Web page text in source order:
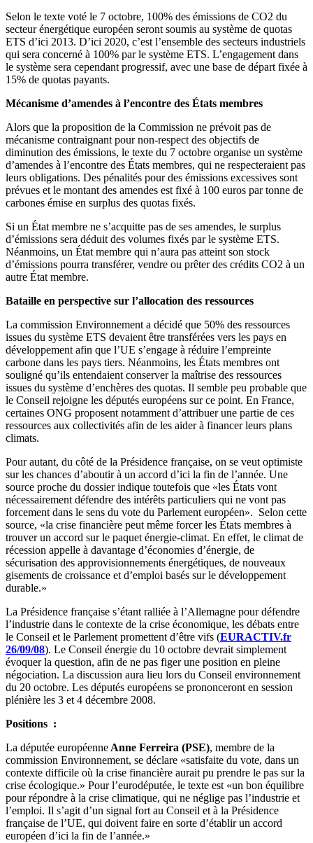
Selon le texte voté le 7 octobre, 100% des émissions de CO2 du
secteur énergétique européen seront soumis au système de quotas
ETS d’ici 2013. D’ici 2020, c’est l’ensemble des secteurs industriels
qui sera concerné à 100% par le système ETS. L’engagement dans
le système sera cependant progressif, avec une base de départ fixée à
15% de quotas payants.
Mécanisme d’amendes à l’encontre des États membres
Alors que la proposition de la Commission ne prévoit pas de
mécanisme contraignant pour non-respect des objectifs de
diminution des émissions, le texte du 7 octobre organise un système
d’amendes à l’encontre des États membres, qui ne respecteraient pas
leurs obligations. Des pénalités pour des émissions excessives sont
prévues et le montant des amendes est fixé à 100 euros par tonne de
carbones émise en surplus des quotas fixés.
Si un État membre ne s’acquitte pas de ses amendes, le surplus
d’émissions sera déduit des volumes fixés par le système ETS.
Néanmoins, un État membre qui n’aura pas atteint son stock
d’émissions pourra transférer, vendre ou prêter des crédits CO2 à un
autre État membre.
Bataille en perspective sur l’allocation des ressources
La commission Environnement a décidé que 50% des ressources
issues du système ETS devaient être transférées vers les pays en
développement afin que l’UE s’engage à réduire l’empreinte
carbone dans les pays tiers. Néanmoins, les États membres ont
souligné qu’ils entendaient conserver la maîtrise des ressources
issues du système d’enchères des quotas. Il semble peu probable que
le Conseil rejoigne les députés européens sur ce point. En France,
certaines ONG proposent notamment d’attribuer une partie de ces
ressources aux collectivités afin de les aider à financer leurs plans
climats.
Pour autant, du côté de la Présidence française, on se veut optimiste
sur les chances d’aboutir à un accord d’ici la fin de l’année. Une
source proche du dossier indique toutefois que «les États vont
nécessairement défendre des intérêts particuliers qui ne vont pas
forcement dans le sens du vote du Parlement européen». Selon cette
source, «la crise financière peut même forcer les États membres à
trouver un accord sur le paquet énergie-climat. En effet, le climat de
récession appelle à davantage d’économies d’énergie, de
sécurisation des approvisionnements énergétiques, de nouveaux
gisements de croissance et d’emploi basés sur le développement
durable.»
La Présidence française s’étant ralliée à l’Allemagne pour défendre
l’industrie dans le contexte de la crise économique, les débats entre
le Conseil et le Parlement promettent d’être vifs (EURACTIV.fr
26/09/08). Le Conseil énergie du 10 octobre devrait simplement
évoquer la question, afin de ne pas figer une position en pleine
négociation. La discussion aura lieu lors du Conseil environnement
du 20 octobre. Les députés européens se prononceront en session
plénière les 3 et 4 décembre 2008.
Positions :
La députée européenne Anne Ferreira (PSE), membre de la
commission Environnement, se déclare «satisfaite du vote, dans un
contexte difficile où la crise financière aurait pu prendre le pas sur la
crise écologique.» Pour l’eurodéputée, le texte est «un bon équilibre
pour répondre à la crise climatique, qui ne néglige pas l’industrie et
l’emploi. Il s’agit d’un signal fort au Conseil et à la Présidence
française de l’UE, qui doivent faire en sorte d’établir un accord
européen d’ici la fin de l’année.»